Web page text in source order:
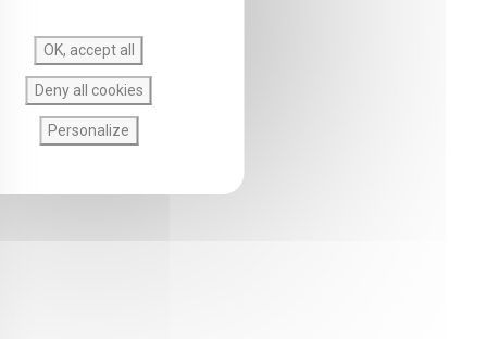
OK, accept all
Deny all cookies
Personalize